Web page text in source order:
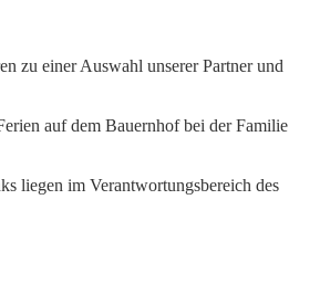
zu einer Auswahl unserer Partner und
auf dem Bauernhof bei der Familie
liegen im Verantwortungsbereich des